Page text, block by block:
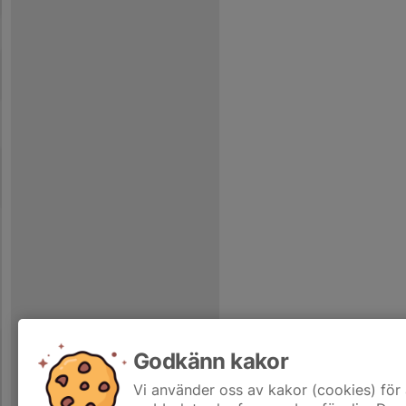
Godkänn kakor
Vi använder oss av kakor (cookies)